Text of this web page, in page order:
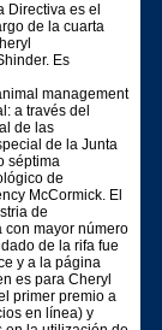
Directiva es el
de la cuarta
Es
management
a través del
de las
de la Junta
séptima
de
McCormick. El
de
con mayor número
de la rifa fue
y a la página
es para Cheryl
primer premio a
en línea) y